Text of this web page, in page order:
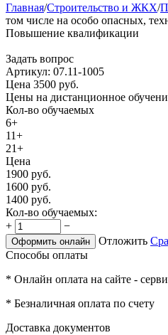
Главная/Строительство и ЖКХ/
том числе на особо опасных,
Повышение квалификации
Задать вопрос
Артикул: 07.11-1005
Цена 3500 руб.
Цены на дистанционное
Кол-во обучаемых
6+
11+
21+
Цена
1900 руб.
1600 руб.
1400 руб.
Кол-во обучаемых:
+
−
Оформить онлайн Отложить
Способы оплаты
* Онлайн оплата на сайте -
* Безналичная оплата по счету
Доставка документов